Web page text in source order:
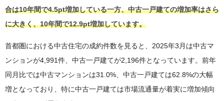
合は10年間で4.5pt増加している一方、中古一戸建ての増加率はさら
に大きく、10年間で12.9pt増加しています。
首都圏における中古住宅の成約件数を見ると、2025年3月は中古マ
ンションが4,991件、中古一戸建てが2,196件となっています。前年
同月比では中古マンションは31.0%、中古一戸建ては62.8%の大幅
増となっており、特に中古一戸建ては市場流通量が着実に増加傾向